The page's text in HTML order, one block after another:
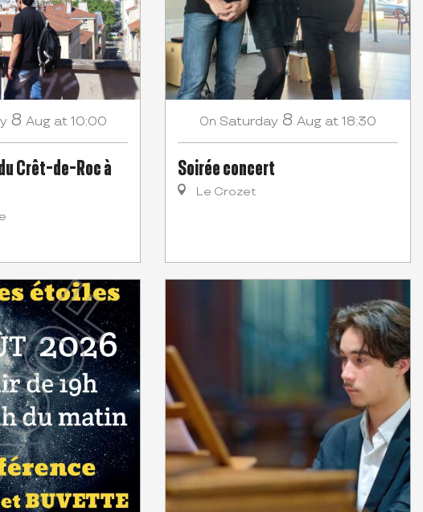
8 Aug at 10:00
Crêt-de-Roc à
On Saturday 8 Aug at 18:30
Soirée concert
Le Crozet